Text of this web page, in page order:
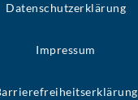
Datenschutzerklärung
Impressum